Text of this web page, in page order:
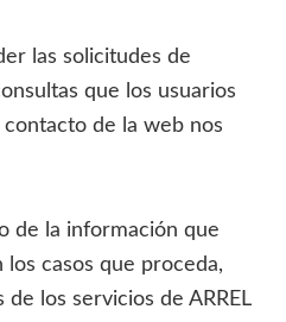
las solicitudes de
que los usuarios
de la web nos
de la información que
los casos que proceda,
los servicios de ARREL